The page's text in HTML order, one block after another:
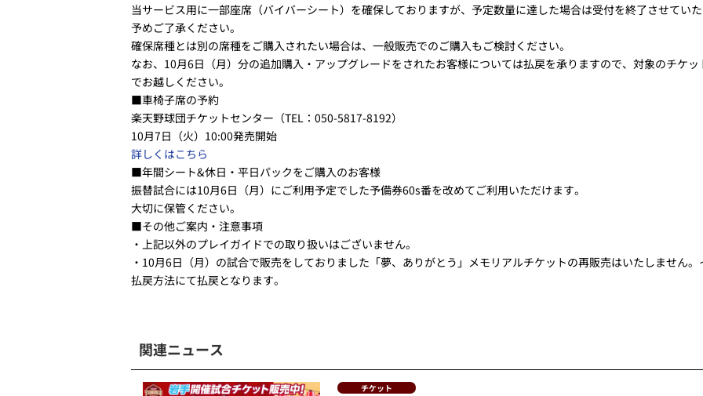
当サービス用に一部座席（バイバーシート）を確保しておりますが、予定数量に達した場合は受付を終了させていた
予めご了承ください。
確保席種とは別の席種をご購入されたい場合は、一般販売でのご購入もご検討ください。
なお、10月6日（月）分の追加購入・アップグレードをされたお客様については払戻を承りますので、対象のチケ
でお越しください。
■車椅子席の予約
楽天野球団チケットセンター（TEL：050-5817-8192）
10月7日（火）10:00発売開始
詳しくはこちら
■年間シート&休日・平日パックをご購入のお客様
振替試合には10月6日（月）にご利用予定でした予備券60s番を改めてご利用いただけます。
大切に保管ください。
■その他ご案内・注意事項
・上記以外のプレイガイドでの取り扱いはございません。
・10月6日（月）の試合で販売をしておりました「夢、ありがとう」メモリアルチケットの再販売はいたしません
払戻方法にて払戻となります。
関連ニュース
チケット